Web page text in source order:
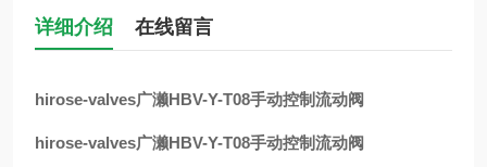
详细介绍 在线留言
hirose-valves广濑HBV-Y-T08手动控制流动阀
hirose-valves广濑HBV-Y-T08手动控制流动阀